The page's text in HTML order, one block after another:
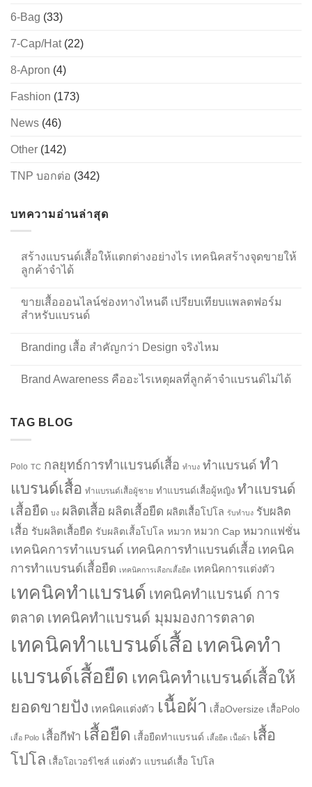
6-Bag (33)
7-Cap/Hat(22)
8-Apron (4)
Fashion (173)
News (46)
Other (142)
TNP บอกต่อ (342)
บทความอ่านล่าสุด
สร้างแบรนด์เสื้อให้แตกต่างอย่างไร เทคนิคสร้างจุดขายให้
ลูกค้าจำได้
ขายเสื้อออนไลน์ช่องทางไหนดี เปรียบเทียบแพลตฟอร์ม
สำหรับแบรนด์
Branding เสื้อ สำคัญกว่า Design จริงไหม
Brand Awareness คืออะไรเหตุผลที่ลูกค้าจำแบรนด์ไม่ได้
TAG BLOG
Polo TC กลยุทธ์การทำแบรนด์เสื้อ ทำบง ทำแบรนด์ ทำ
แบรนด์เสื้อ ทำแบรนด์เสื้อผู้ชาย ทำแบรนด์เสื้อผู้หญิง ทำแบรนด์
เสื้อยืด บง ผลิตเสื้อ ผลิตเสื้อยืด ผลิตเสื้อโปโล รับทำบง รับผลิต
เสื้อ รับผลิตเสื้อยืด รับผลิตเสื้อโปโล หมวก หมวก Cap หมวกแฟชั่น
เทคนิคการทำแบรนด์ เทคนิคการทำแบรนด์เสื้อ เทคนิค
การทำแบรนด์เสื้อยืด เทคนิคการเลือกเสื้อยืด เทคนิคการแต่งตัว
เทคนิคทำแบรนด์ เทคนิคทำแบรนด์ การ
ตลาด เทคนิคทำแบรนด์ มุมมองการตลาด
เทคนิคทำแบรนด์เสื้อ เทคนิคทำ
แบรนด์เสื้อยืด เทคนิคทำแบรนด์เสื้อให้
ยอดขายปัง เทคนิคแต่งตัว เนื้อผ้า เสื้อOversize เสื้อPolo
เสื้อ Polo เสื้อกีฬา เสื้อยืด เสื้อยืดทำแบรนด์ เสื้อยืด เนื้อผ้า เสื้อ
โปโล เสื้อโอเวอร์ไซส์ แต่งตัว แบรนด์เสื้อ โปโล